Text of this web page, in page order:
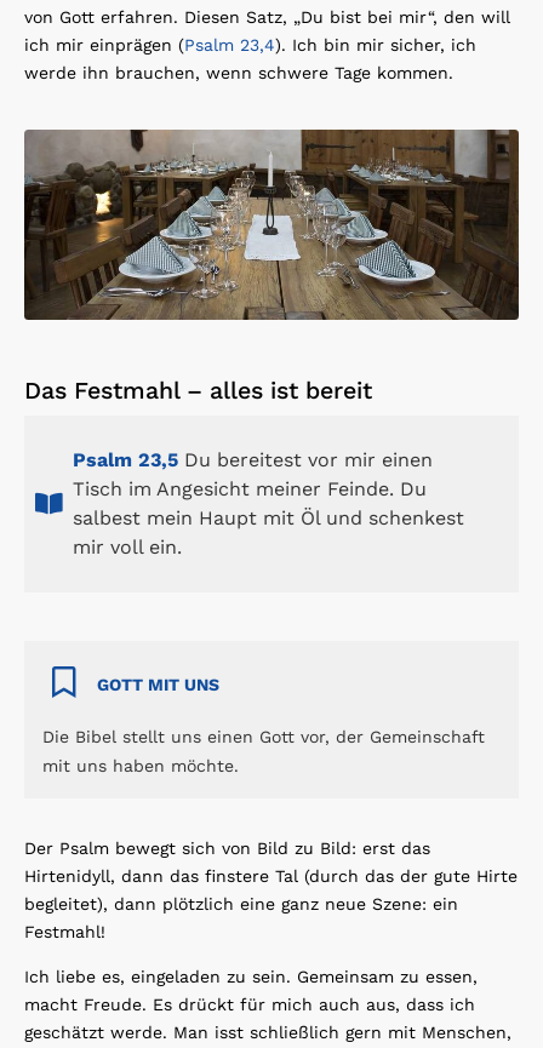
von Gott erfahren. Diesen Satz, „Du bist bei mir“, den will
ich mir einprägen (Psalm 23,4). Ich bin mir sicher, ich
werde ihn brauchen, wenn schwere Tage kommen.
Das Festmahl – alles ist bereit
Psalm 23,5 Du bereitest vor mir einen
Tisch im Angesicht meiner Feinde. Du
salbest mein Haupt mit Öl und schenkest
mir voll ein.
GOTT MIT UNS
Die Bibel stellt uns einen Gott vor, der Gemeinschaft
mit uns haben möchte.
Der Psalm bewegt sich von Bild zu Bild: erst das
Hirtenidyll, dann das finstere Tal (durch das der gute Hirte
begleitet), dann plötzlich eine ganz neue Szene: ein
Festmahl!
Ich liebe es, eingeladen zu sein. Gemeinsam zu essen,
macht Freude. Es drückt für mich auch aus, dass ich
geschätzt werde. Man isst schließlich gern mit Menschen,